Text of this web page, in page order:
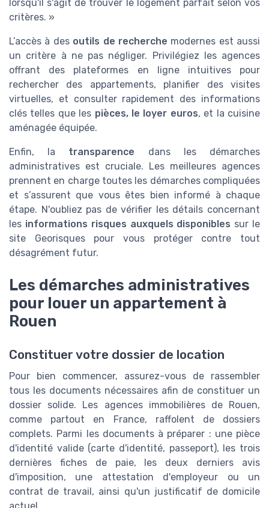
lorsqu'il s'agit de trouver le logement parfait selon vos
critères. »
L’accès à des outils de recherche modernes est aussi
un critère à ne pas négliger. Privilégiez les agences
offrant des plateformes en ligne intuitives pour
rechercher des appartements, planifier des visites
virtuelles, et consulter rapidement des informations
clés telles que les pièces, le loyer euros, et la cuisine
aménagée équipée.
Enfin, la transparence dans les démarches
administratives est cruciale. Les meilleures agences
prennent en charge toutes les démarches compliquées
et s’assurent que vous êtes bien informé à chaque
étape. N'oubliez pas de vérifier les détails concernant
les informations risques auxquels disponibles sur le
site Georisques pour vous protéger contre tout
désagrément futur.
Les démarches administratives
pour louer un appartement à
Rouen
Constituer votre dossier de location
Pour bien commencer, assurez-vous de rassembler
tous les documents nécessaires afin de constituer un
dossier solide. Les agences immobilières de Rouen,
comme partout en France, raffolent de dossiers
complets. Parmi les documents à préparer : une pièce
d'identité valide (carte d'identité, passeport), les trois
dernières fiches de paie, les deux derniers avis
d'imposition, une attestation d'employeur ou un
contrat de travail, ainsi qu'un justificatif de domicile